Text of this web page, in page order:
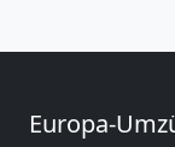
Europa-